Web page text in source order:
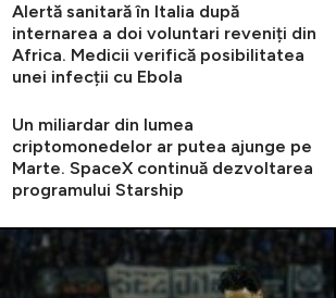
Alertă sanitară în Italia după
internarea a doi voluntari reveniți din
Africa. Medicii verifică posibilitatea
unei infecții cu Ebola
Un miliardar din lumea
criptomonedelor ar putea ajunge pe
Marte. SpaceX continuă dezvoltarea
programului Starship